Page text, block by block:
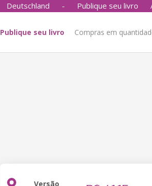
Deutschland - Publique seu livro
Publique seu livro Compras em
Versão